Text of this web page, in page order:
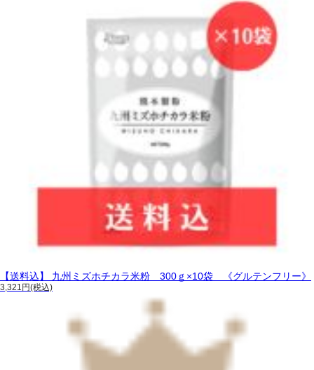
【送料込】 九州ミズホチカラ米粉 300ｇ×10袋 《グルテンフリー》
3,321円(税込)